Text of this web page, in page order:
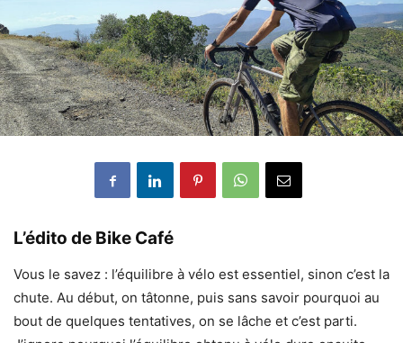
L’édito de Bike Café
Vous le savez : l’équilibre à vélo est essentiel, sinon c’est la
chute. Au début, on tâtonne, puis sans savoir pourquoi au
bout de quelques tentatives, on se lâche et c’est parti.